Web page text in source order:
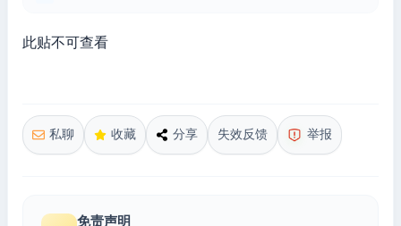
此贴不可查看
私聊 收藏 分享 失效反馈 举报
免责声明